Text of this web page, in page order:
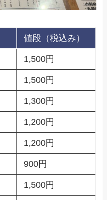
値段（税込み）
1,500円
1,500円
1,300円
1,200円
1,200円
900円
1,500円